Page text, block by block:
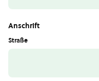
Anschrift
Straße